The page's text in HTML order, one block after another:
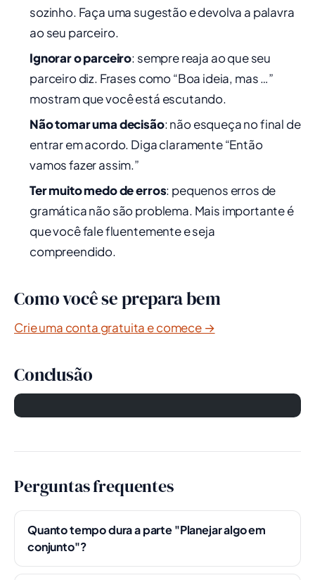
sozinho. Faça uma sugestão e devolva a palavra
ao seu parceiro.
Ignorar o parceiro: sempre reaja ao que seu
parceiro diz. Frases como “Boa ideia, mas …”
mostram que você está escutando.
Não tomar uma decisão: não esqueça no final de
entrar em acordo. Diga claramente “Então
vamos fazer assim.”
Ter muito medo de erros: pequenos erros de
gramática não são problema. Mais importante é
que você fale fluentemente e seja
compreendido.
Como você se prepara bem
Crie uma conta gratuita e comece →
Conclusão
Perguntas frequentes
Quanto tempo dura a parte "Planejar algo em
conjunto"?